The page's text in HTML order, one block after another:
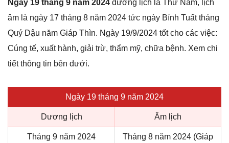
Ngày 19 tháng 9 năm 2024 dương lịch là Thứ Năm, lịch
âm là ngày 17 tháng 8 năm 2024 tức ngày Bính Tuất tháng
Quý Dậu năm Giáp Thìn. Ngày 19/9/2024 tốt cho các việc:
Cúng tế, xuất hành, giải trừ, thẩm mỹ, chữa bệnh. Xem chi
tiết thông tin bên dưới.
Ngày 19 tháng 9 năm 2024
Dương lịch Âm lịch
Tháng 9 năm 2024
Tháng 8 năm 2024 (Giáp